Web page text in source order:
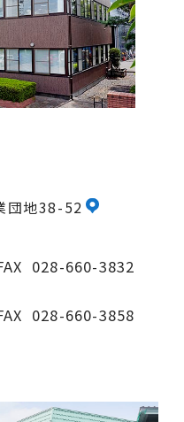
団地38-52
028-660-3832
028-660-3858